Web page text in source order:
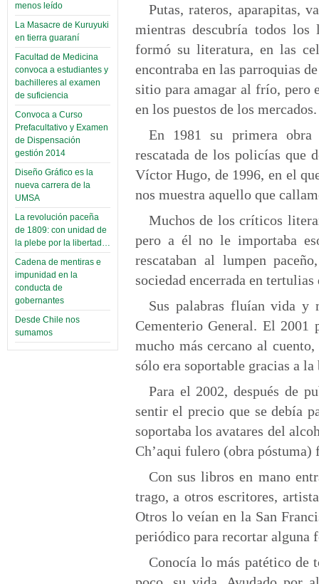
menos leído
La Masacre de Kuruyuki
en tierra guaraní
Facultad de Medicina
convoca a estudiantes y
bachilleres al examen
de suficiencia
Convoca a Curso
Prefacultativo y Examen
de Dispensación
gestión 2014
Diseño Gráfico es la
nueva carrera de la
UMSA
La revolución paceña
de 1809: con unidad de
la plebe por la libertad…
Cadena de mentiras e
impunidad en la
conducta de
gobernantes
Desde Chile nos
sumamos
Putas, rateros, aparapitas,
mientras descubría todos
formó su literatura, en las
encontraba en las parroquias
sitio para amagar al frío, pero
en los puestos de los mercados.
En 1981 su primera obra
rescatada de los policías que
Víctor Hugo, de 1996, en el
nos muestra aquello que
Muchos de los críticos
pero a él no le importaba
rescataban al lumpen
sociedad encerrada en
Sus palabras fluían vida y
Cementerio General. El
mucho más cercano al
sólo era soportable gracias a
Para el 2002, después de
sentir el precio que se debía
soportaba los avatares del
Ch’aqui fulero (obra
Con sus libros en mano
trago, a otros escritores,
Otros lo veían en la San
periódico para recortar alguna
Conocía lo más patético de